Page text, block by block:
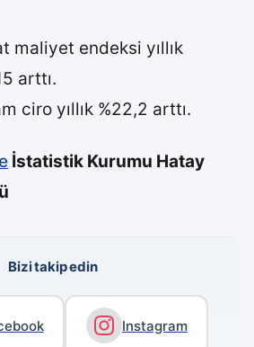
maliyet endeksi yıllık
arttı.
ciro yıllık %22,2 arttı.
İstatistik Kurumu Hatay
Bizi takip edin
Instagram